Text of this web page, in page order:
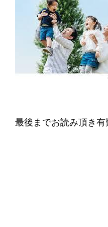
最後までお読み頂き有